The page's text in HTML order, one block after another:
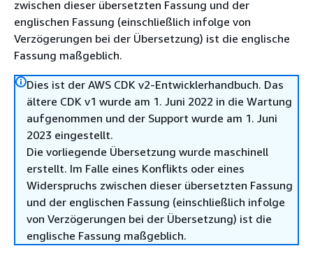
zwischen dieser übersetzten Fassung und der
englischen Fassung (einschließlich infolge von
Verzögerungen bei der Übersetzung) ist die englische
Fassung maßgeblich.
Dies ist der AWS CDK v2-Entwicklerhandbuch. Das
ältere CDK v1 wurde am 1. Juni 2022 in die Wartung
aufgenommen und der Support wurde am 1. Juni
2023 eingestellt.
Die vorliegende Übersetzung wurde maschinell
erstellt. Im Falle eines Konflikts oder eines
Widerspruchs zwischen dieser übersetzten Fassung
und der englischen Fassung (einschließlich infolge
von Verzögerungen bei der Übersetzung) ist die
englische Fassung maßgeblich.